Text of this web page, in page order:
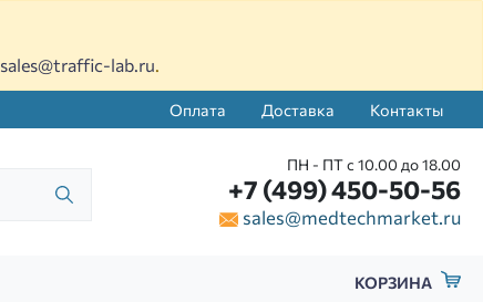
sales@traffic-lab.ru.
Оплата Доставка Контакты
ПН - ПТ с 10.00 до 18.00
+7 (499) 450-50-56
sales@medtechmarket.ru
КОРЗИНА